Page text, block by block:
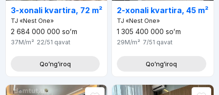
3-xonali kvartira, 72 m²
TJ «Nest One»
2 684 000 000 soʻm
37M/m² 22/51 qavat
Qoʻngʻiroq
2-xonali kvartira, 45 m²
TJ «Nest One»
1 305 400 000 soʻm
29M/m² 7/51 qavat
Qoʻngʻiroq